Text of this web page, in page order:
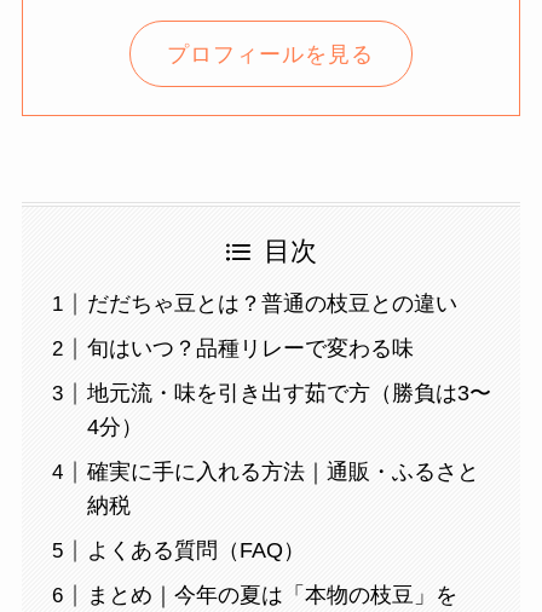
プロフィールを見る
目次
だだちゃ豆とは？普通の枝豆との違い
旬はいつ？品種リレーで変わる味
地元流・味を引き出す茹で方（勝負は3〜
4分）
確実に手に入れる方法｜通販・ふるさと
納税
よくある質問（FAQ）
まとめ｜今年の夏は「本物の枝豆」を